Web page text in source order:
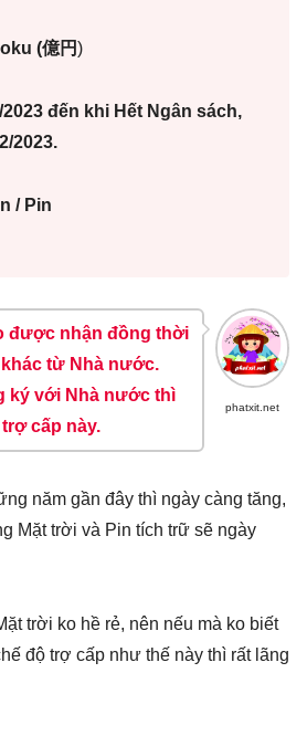
(億円)
đến khi Hết Ngân sách,
2023.
/ Pin
phatxit.net
được nhận đồng thời
từ Nhà nước.
ký với Nhà nước thì
cấp này.
năm gần đây thì ngày càng tăng,
Mặt trời và Pin tích trữ sẽ ngày
trời ko hề rẻ, nên nếu mà ko biết
độ trợ cấp như thế này thì rất lãng